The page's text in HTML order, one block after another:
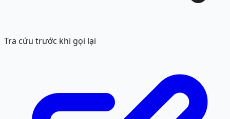
Tra cứu trước khi gọi lại